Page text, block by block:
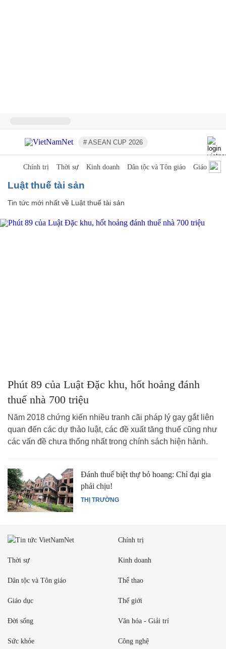
# ASEAN CUP 2026
Chính trị Thời sự Kinh doanh Dân tộc và Tôn giáo Giáo dục
Luật thuế tài sản
Tin tức mới nhất về Luật thuế tài sản
Phút 89 của Luật Đặc khu, hốt hoảng đánh
thuế nhà 700 triệu
Năm 2018 chứng kiến nhiều tranh cãi pháp lý gay gắt liên
quan đến các dự thảo luật, các đề xuất tăng thuế cũng như
các vấn đề chưa thống nhất trong chính sách hiện hành.
THỊ TRƯỜNG
Đánh thuế biệt thự bỏ hoang: Chỉ đại gia
phải chịu!
Chính trị
Thời sự Kinh doanh
Dân tộc và Tôn giáo Thể thao
Giáo dục Thế giới
Đời sống Văn hóa - Giải trí
Sức khỏe Công nghệ